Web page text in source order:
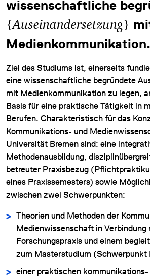
DATENSCHUTZ
IMPRESSUM
COOKIE-EINSTELLUNGEN
wissenschaftliche
{Auseinandersetzung}
Medienkommunikation.
Ziel des Studiums ist, einerseits
eine wissenschaftliche begründete
mit Medienkommunikation zu legen,
Basis für eine praktische Tätigkeit in
Berufen. Charakteristisch für das
Kommunikations- und
Universität Bremen sind: eine
Methodenausbildung,
betreuter Praxisbezug
eines Praxissemesters) sowie
zwischen zwei Schwerpunkten:
Theorien und Methoden der
Medienwissenschaft in Verbindung
Forschungspraxis und einem
zum Masterstudium (Schwerpunkt
einer praktischen kommunikations-